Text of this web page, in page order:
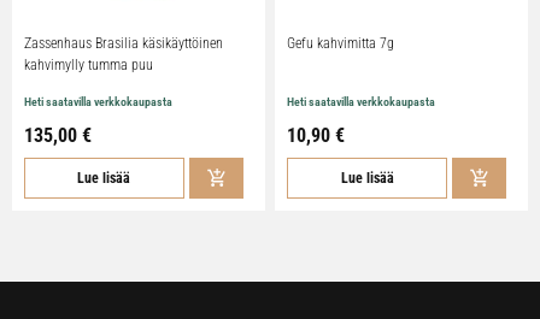
Zassenhaus Brasilia käsikäyttöinen
kahvimylly tumma puu
Heti saatavilla verkkokaupasta
135,00 €
Lue lisää
Gefu kahvimitta 7g
Heti saatavilla verkkokaupasta
10,90 €
Lue lisää